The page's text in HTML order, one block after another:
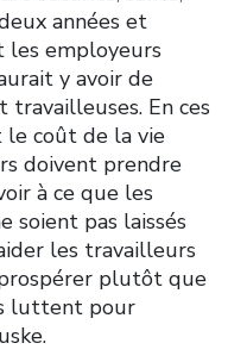
années et
les employeurs
y avoir de
En ces
le coût de la vie
doivent prendre
à ce que les
soient pas laissés
les travailleurs
plutôt que
luttent pour